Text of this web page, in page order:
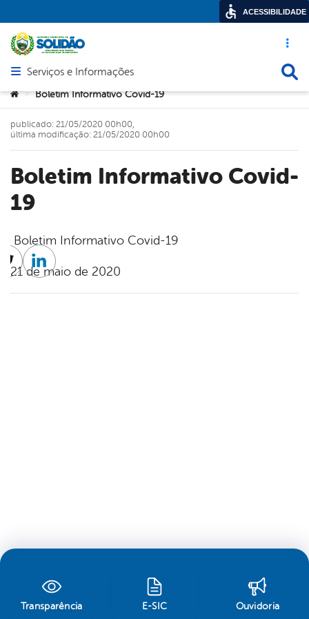
Acesso
Abrir menu principal de navegação
Serviços e Informações
Você está aqui:
> Boletim Informativo Covid-19
Boletim Informativo Covid-
19
publicado: 21/05/2020 00h00,
última modificação: 21/05/2020 00h00
Boletim Informativo Covid-19
21 de maio de 2020
Twitter
Linkedin
Transparência E-SIC Ouvidoria
ACESSIBILIDADE